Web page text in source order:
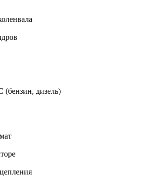
(бензин, дизель)